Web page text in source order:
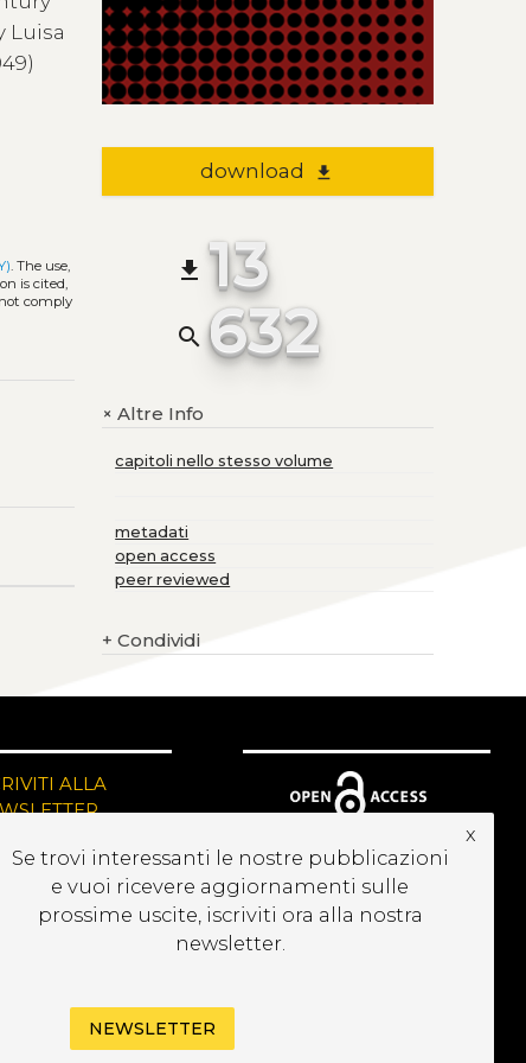
Luisa
. The use,
is cited,
comply
download file_download
file_download 13
search 632
+Altre Info
capitoli nello stesso volume
metadati
open access
peer reviewed
+ Condividi
ALLA
Se trovi interessanti le nostre pubblicazioni
e vuoi ricevere aggiornamenti sulle
prossime uscite, iscriviti ora alla nostra
newsletter.
x
NEWSLETTER